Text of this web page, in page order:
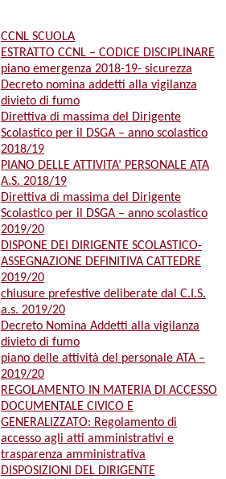
CCNL SCUOLA
ESTRATTO CCNL – CODICE DISCIPLINARE
piano emergenza 2018-19- sicurezza
Decreto nomina addetti alla vigilanza
divieto di fumo
Direttiva di massima del Dirigente
Scolastico per il DSGA – anno scolastico
2018/19
PIANO DELLE ATTIVITA’ PERSONALE ATA
A.S. 2018/19
Direttiva di massima del Dirigente
Scolastico per il DSGA – anno scolastico
2019/20
DISPONE DEI DIRIGENTE SCOLASTICO-
ASSEGNAZIONE DEFINITIVA CATTEDRE
2019/20
chiusure prefestive deliberate dal C.I.S.
a.s. 2019/20
Decreto Nomina Addetti alla vigilanza
divieto di fumo
piano delle attività del personale ATA –
2019/20
REGOLAMENTO IN MATERIA DI ACCESSO
DOCUMENTALE CIVICO E
GENERALIZZATO: Regolamento di
accesso agli atti amministrativi e
trasparenza amministrativa
DISPOSIZIONI DEL DIRIGENTE